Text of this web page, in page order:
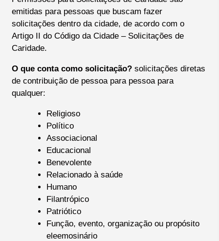
emitidas para pessoas que buscam fazer
solicitações dentro da cidade, de acordo com o
Artigo II do Código da Cidade – Solicitações de
Caridade.
O que conta como solicitação? solicitações diretas
de contribuição de pessoa para pessoa para
qualquer:
Religioso
Político
Associacional
Educacional
Benevolente
Relacionado à saúde
Humano
Filantrópico
Patriótico
Função, evento, organização ou propósito
eleemosinário